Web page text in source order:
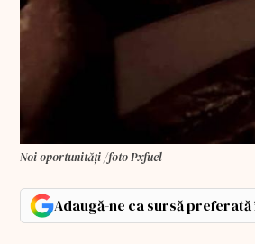
Noi oportunități /foto Pxfuel
Adaugă-ne ca sursă